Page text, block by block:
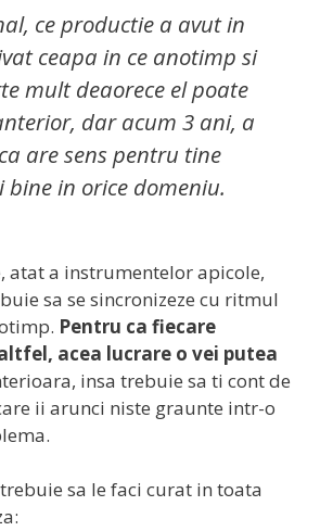
ce productie a avut in
ceapa in ce anotimp si
mult deaorece el poate
dar acum 3 ani, a
are sens pentru tine
in orice domeniu.
atat a instrumentelor apicole,
sa se sincronizeze cu ritmul
Pentru ca fiecare
acea lucrare o vei putea
insa trebuie sa ti cont de
ii arunci niste graunte intr-o
sa le faci curat in toata